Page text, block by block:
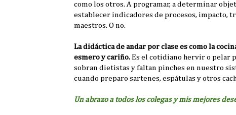
como los otros. A programar, a determinar
establecer indicadores de procesos, impacto,
maestros. O no.
La didáctica de andar por clase es como la
esmero y cariño. Es el cotidiano hervir o pelar
sobran dietistas y faltan pinches en nuestro
cuando preparo sartenes, espátulas y otros
Un abrazo a todos los colegas y mis mejores